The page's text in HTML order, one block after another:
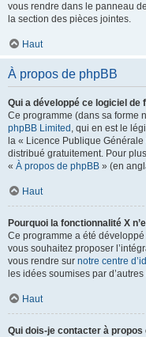
vous rendre dans le panneau
la section des pièces jointes.
Haut
À propos de phpBB
Qui a développé ce logiciel
Ce programme (dans sa forme
phpBB Limited , qui en est le
la « Licence Publique
distribué gratuitement. Pour
« À propos de phpBB » (en
Haut
Pourquoi la fonctionnalité X
Ce programme a été
vous souhaitez proposer
vous rendre sur notre centre
les idées soumises par
Haut
Qui dois-je contacter à propos